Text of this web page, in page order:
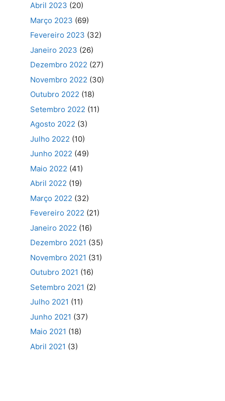
Abril 2023 (20)
Março 2023 (69)
Fevereiro 2023 (32)
Janeiro 2023 (26)
Dezembro 2022 (27)
Novembro 2022 (30)
Outubro 2022 (18)
Setembro 2022 (11)
Agosto 2022 (3)
Julho 2022 (10)
Junho 2022 (49)
Maio 2022 (41)
Abril 2022 (19)
Março 2022 (32)
Fevereiro 2022 (21)
Janeiro 2022 (16)
Dezembro 2021 (35)
Novembro 2021 (31)
Outubro 2021 (16)
Setembro 2021 (2)
Julho 2021 (11)
Junho 2021 (37)
Maio 2021 (18)
Abril 2021 (3)